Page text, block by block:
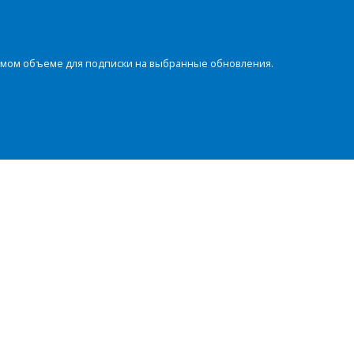
объеме для подписки на выбранные обновления.